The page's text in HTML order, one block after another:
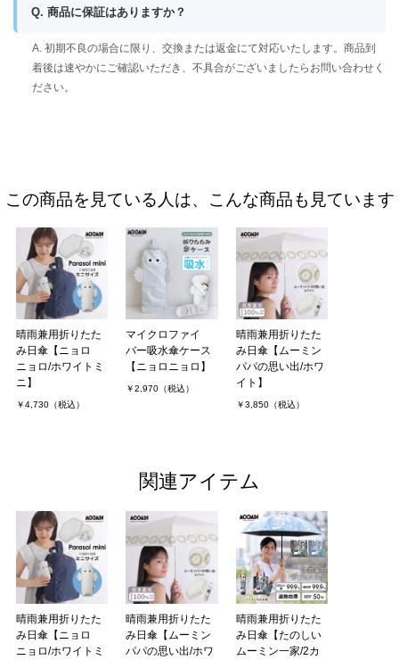
Q. 商品に保証はありますか？
A. 初期不良の場合に限り、交換または返金にて対応いたします。商品到
着後は速やかにご確認いただき、不具合がございましたらお問い合わせく
ださい。
この商品を見ている人は、こんな商品も見ています
晴雨兼用折りたた
み日傘【ニョロ
ニョロ/ホワイトミ
ニ】
￥4,730（税込）
マイクロファイ
バー吸水傘ケース
【ニョロニョロ】
￥2,970（税込）
晴雨兼用折りたた
み日傘【ムーミン
パパの思い出/ホワ
イト】
￥3,850（税込）
関連アイテム
晴雨兼用折りたた
み日傘【ニョロ
ニョロ/ホワイトミ
晴雨兼用折りたた
み日傘【ムーミン
パパの思い出/ホワ
晴雨兼用折りたた
み日傘【たのしい
ムーミン一家/2カ